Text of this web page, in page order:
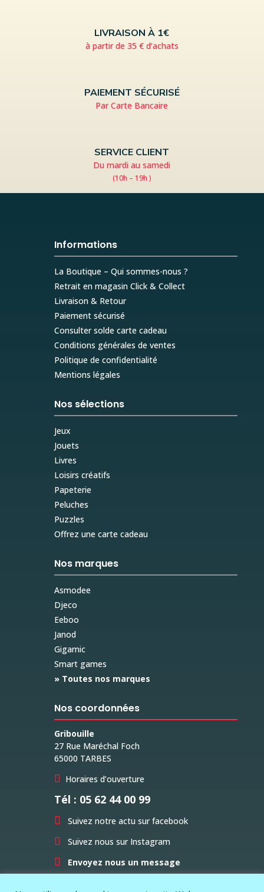
LIVRAISON À 1€
à partir de 35 € d’achats
PAIEMENT SÉCURISÉ
Par Carte Bancaire
SERVICE CLIENT
Du mardi au samedi
(10h – 19h )
Informations
La Boutique – Qui sommes-nous ?
Retrait en magasin Click & Collect
Livraison & Retour
Paiement sécurisé
Consulter solde carte cadeau
Conditions générales de ventes
Politique de confidentialité
Mentions légales
Nos sélections
Jeux
Jouets
Livres
Loisirs créatifs
Papeterie
Peluches
Puzzles
Offrez une carte cadeau
Nos marques
Asmodee
Djeco
Eeboo
Janod
Gigamic
Smart games
» Toutes nos marques
Nos coordonnées
Gribouille
27 Rue Maréchal Foch
65000 TARBES
 Horaires d’ouverture
Tél : 05 62 44 00 99
 Suivez notre actu sur facebook
 Suivez nous sur Instagram
 Envoyez nous un message